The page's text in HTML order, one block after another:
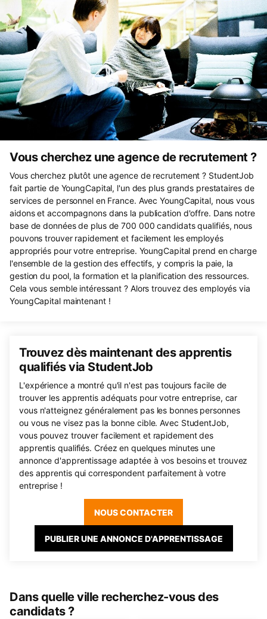
Vous cherchez une agence de recrutement ?
Vous cherchez plutôt une agence de recrutement ? StudentJob
fait partie de YoungCapital, l'un des plus grands prestataires de
services de personnel en France. Avec YoungCapital, nous vous
aidons et accompagnons dans la publication d'offre. Dans notre
base de données de plus de 700 000 candidats qualifiés, nous
pouvons trouver rapidement et facilement les employés
appropriés pour votre entreprise. YoungCapital prend en charge
l'ensemble de la gestion des effectifs, y compris la paie, la
gestion du pool, la formation et la planification des ressources.
Cela vous semble intéressant ? Alors trouvez des employés via
YoungCapital maintenant !
Trouvez dès maintenant des apprentis
qualifiés via StudentJob
L'expérience a montré qu'il n'est pas toujours facile de
trouver les apprentis adéquats pour votre entreprise, car
vous n'atteignez généralement pas les bonnes personnes
ou vous ne visez pas la bonne cible. Avec StudentJob,
vous pouvez trouver facilement et rapidement des
apprentis qualifiés. Créez en quelques minutes une
annonce d'apprentissage adaptée à vos besoins et trouvez
des apprentis qui correspondent parfaitement à votre
entreprise !
NOUS CONTACTER
PUBLIER UNE ANNONCE D'APPRENTISSAGE
Dans quelle ville recherchez-vous des
candidats ?